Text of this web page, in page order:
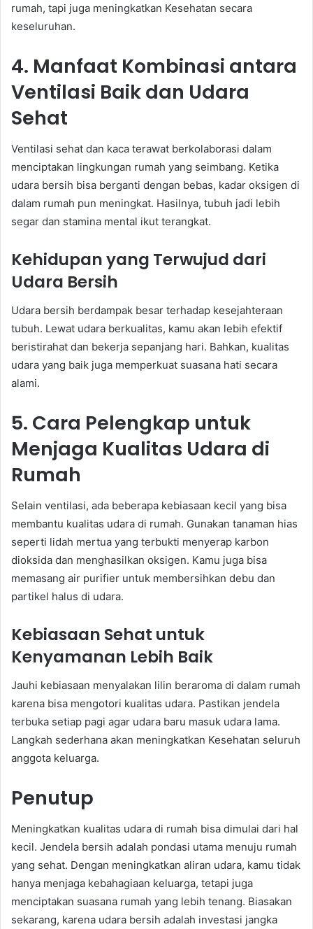
rumah, tapi juga meningkatkan Kesehatan secara
keseluruhan.
4. Manfaat Kombinasi antara
Ventilasi Baik dan Udara
Sehat
Ventilasi sehat dan kaca terawat berkolaborasi dalam
menciptakan lingkungan rumah yang seimbang. Ketika
udara bersih bisa berganti dengan bebas, kadar oksigen di
dalam rumah pun meningkat. Hasilnya, tubuh jadi lebih
segar dan stamina mental ikut terangkat.
Kehidupan yang Terwujud dari
Udara Bersih
Udara bersih berdampak besar terhadap kesejahteraan
tubuh. Lewat udara berkualitas, kamu akan lebih efektif
beristirahat dan bekerja sepanjang hari. Bahkan, kualitas
udara yang baik juga memperkuat suasana hati secara
alami.
5. Cara Pelengkap untuk
Menjaga Kualitas Udara di
Rumah
Selain ventilasi, ada beberapa kebiasaan kecil yang bisa
membantu kualitas udara di rumah. Gunakan tanaman hias
seperti lidah mertua yang terbukti menyerap karbon
dioksida dan menghasilkan oksigen. Kamu juga bisa
memasang air purifier untuk membersihkan debu dan
partikel halus di udara.
Kebiasaan Sehat untuk
Kenyamanan Lebih Baik
Jauhi kebiasaan menyalakan lilin beraroma di dalam rumah
karena bisa mengotori kualitas udara. Pastikan jendela
terbuka setiap pagi agar udara baru masuk udara lama.
Langkah sederhana akan meningkatkan Kesehatan seluruh
anggota keluarga.
Penutup
Meningkatkan kualitas udara di rumah bisa dimulai dari hal
kecil. Jendela bersih adalah pondasi utama menuju rumah
yang sehat. Dengan meningkatkan aliran udara, kamu tidak
hanya menjaga kebahagiaan keluarga, tetapi juga
menciptakan suasana rumah yang lebih tenang. Biasakan
sekarang, karena udara bersih adalah investasi jangka